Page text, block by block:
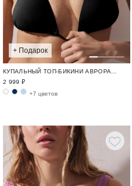
+ Подарок
КУПАЛЬНЫЙ ТОП-БИКИНИ АВРОРА / SWIM BASE
2 999 ₽
+7 цветов